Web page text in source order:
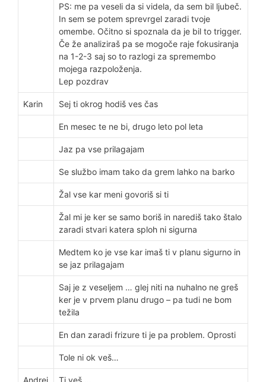
PS: me pa veseli da si videla, da sem bil ljubeč.
In sem se potem sprevrgel zaradi tvoje
omembe. Očitno si spoznala da je bil to trigger.
Če že analiziraš pa se mogoče raje fokusiranja
na 1-2-3 saj so to razlogi za spremembo
mojega razpoloženja.
Lep pozdrav
Karin Sej ti okrog hodiš ves čas
En mesec te ne bi, drugo leto pol leta
Jaz pa vse prilagajam
Se službo imam tako da grem lahko na barko
Žal vse kar meni govoriš si ti
Žal mi je ker se samo boriš in narediš tako štalo
zaradi stvari katera sploh ni sigurna
Medtem ko je vse kar imaš ti v planu sigurno in
se jaz prilagajam
Saj je z veseljem … glej niti na nuhalno ne greš
ker je v prvem planu drugo – pa tudi ne bom
težila
En dan zaradi frizure ti je pa problem. Oprosti
Tole ni ok veš…
Andrej Ti veš….